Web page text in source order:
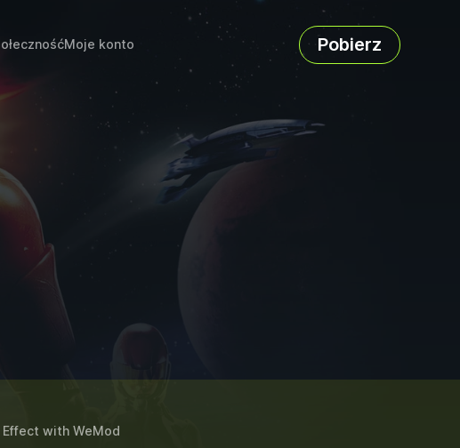
Moje konto Pobierz
Effect with WeMod